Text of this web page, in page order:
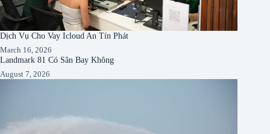
Dịch Vụ Cho Vay Icloud An Tín Phát
March 16, 2026
Landmark 81 Có Sân Bay Không
August 7, 2026